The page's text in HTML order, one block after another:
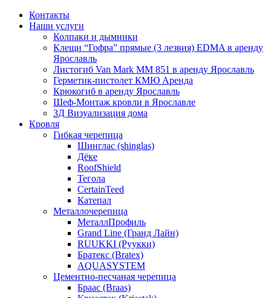
Контакты
Наши услуги
Колпаки и дымники
Клещи “Гофра” прямые (3 лезвия) EDMA в аренду
Ярославль
Листогиб Van Mark MM 851 в аренду Ярославль
Герметик-пистолет КМЮ Аренда
Крюкогиб в аренду Ярославль
Шеф-Монтаж кровли в Ярославле
3Д Визуализация дома
Кровля
Гибкая черепица
Шинглас (shinglas)
Дёке
RoofShield
Тегола
CertainTeed
Катепал
Металлочерепица
МеталлПрофиль
Grand Line (Гранд Лайн)
RUUKKI (Руукки)
Братекс (Bratex)
AQUASYSTEM
Цементно-песчаная черепица
Браас (Braas)